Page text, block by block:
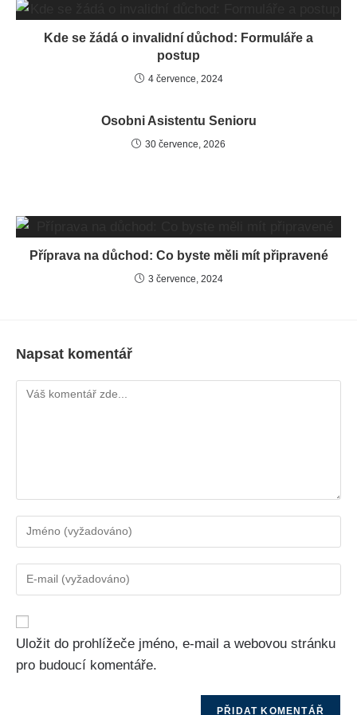
Kde se žádá o invalidní důchod: Formuláře a
postup
4 července, 2024
Osobni Asistentu Senioru
30 července, 2026
Příprava na důchod: Co byste měli mít připravené
3 července, 2024
Napsat komentář
Uložit do prohlížeče jméno, e-mail a webovou stránku
pro budoucí komentáře.